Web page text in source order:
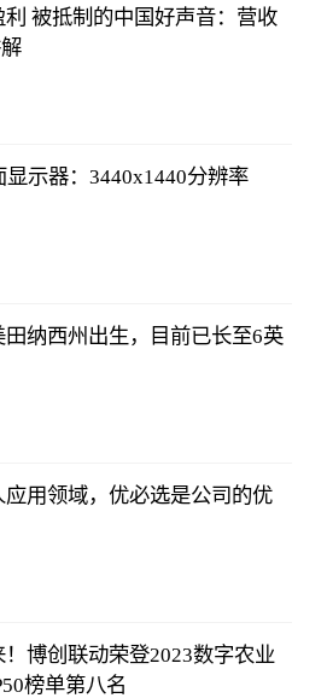
被抵制的中国好声音：营收
示器：3440x1440分辨率
纳西州出生，目前已长至6英
用领域，优必选是公司的优
博创联动荣登2023数字农业
榜单第八名